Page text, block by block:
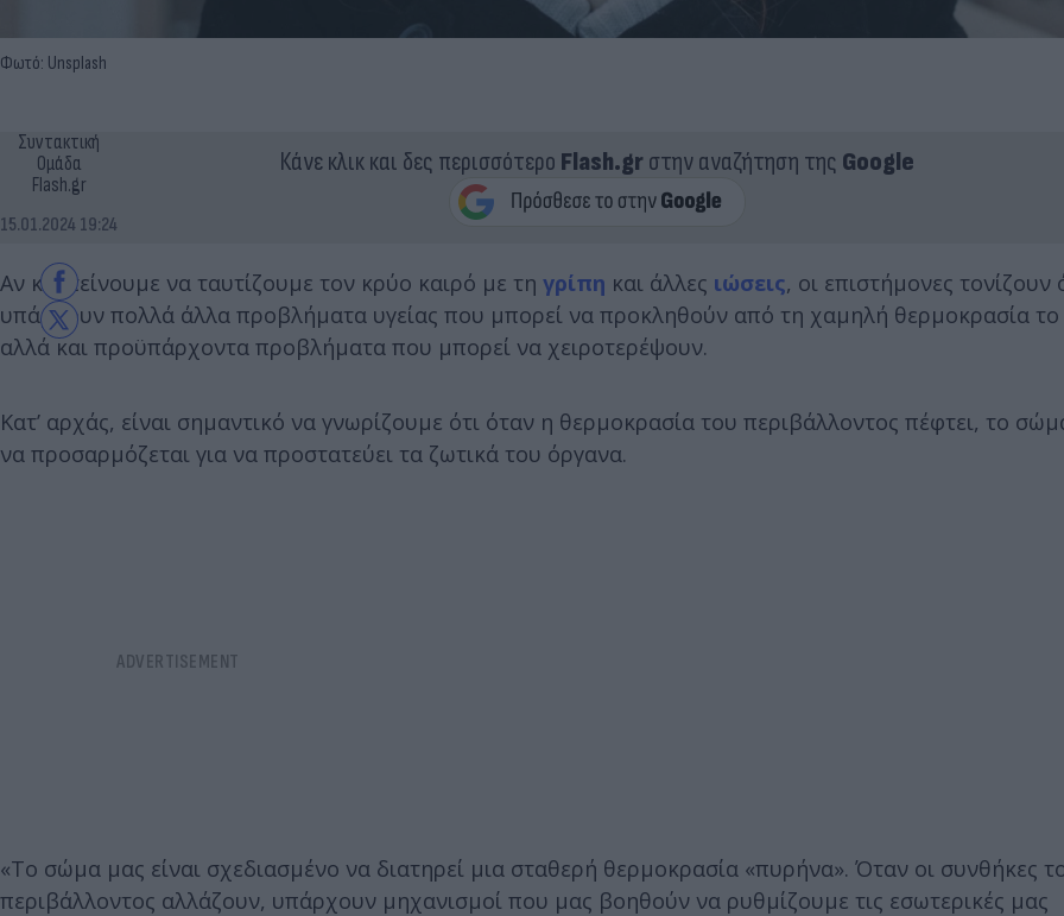
Φωτό: Unsplash
Συντακτική
Ομάδα
Flash.gr
15.01.2024 19:24
Κάνε κλικ και δες περισσότερο Flash.grστην αναζήτηση της Google
Αν και τείνουμε να ταυτίζουμε τον κρύο καιρό με τη γρίπη και άλλες ιώσεις, οι επιστήμονες τονίζουν
υπάρχουν πολλά άλλα προβλήματα υγείας που μπορεί να προκληθούν από τη χαμηλή θερμοκρασία
αλλά και προϋπάρχοντα προβλήματα που μπορεί να χειροτερέψουν.
Κατ’ αρχάς, είναι σημαντικό να γνωρίζουμε ότι όταν η θερμοκρασία του περιβάλλοντος πέφτει, το
να προσαρμόζεται για να προστατεύει τα ζωτικά του όργανα.
«Το σώμα μας είναι σχεδιασμένο να διατηρεί μια σταθερή θερμοκρασία «πυρήνα». Όταν οι συνθήκες
περιβάλλοντος αλλάζουν, υπάρχουν μηχανισμοί που μας βοηθούν να ρυθμίζουμε τις εσωτερικές μας